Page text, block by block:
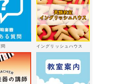
ジ開催しました～
年始特別販売企画
9日
ィー」を開催しま
問 イングリッシュハウス